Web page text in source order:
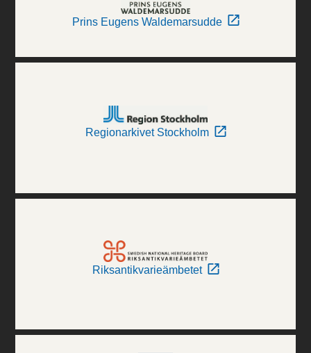
Prins Eugens Waldemarsudde
Regionarkivet Stockholm
Riksantikvarieämbetet